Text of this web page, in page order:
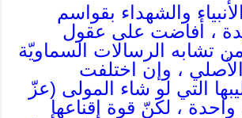
والشهداء بقواسم
، أفاضت على عقول
تشابه الرسالات السماويّة
، وإن اختلفت
التي لو شاء المولى (عزّ
، لكنّ قوة إقناعها